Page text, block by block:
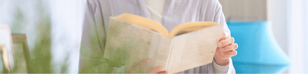
5
当社の従業者の個
人情報
人事、総務などの雇用管理等のた
パートナー（提携
企業）からの委託
により当社の
定期購読サービス
購入商品配送のため
提携企業及びお客様がご購入され
た商品の発売元企業からのｅメー
ル等による商品、